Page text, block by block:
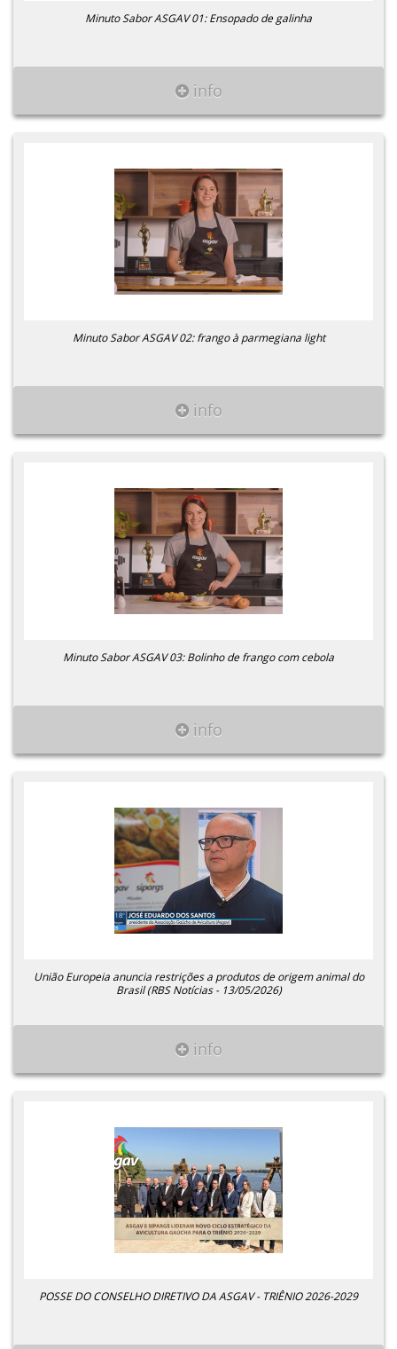
Minuto Sabor ASGAV 01: Ensopado de galinha
info
Minuto Sabor ASGAV 02: frango à parmegiana light
info
Minuto Sabor ASGAV 03: Bolinho de frango com cebola
info
União Europeia anuncia restrições a produtos de origem animal do
Brasil (RBS Notícias - 13/05/2026)
info
POSSE DO CONSELHO DIRETIVO DA ASGAV - TRIÊNIO 2026-2029